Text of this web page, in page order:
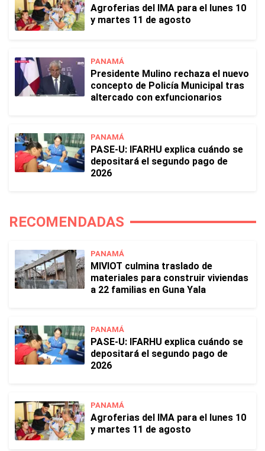
Agroferias del IMA para el lunes 10
y martes 11 de agosto
PANAMÁ
Presidente Mulino rechaza el nuevo
concepto de Policía Municipal tras
altercado con exfuncionarios
PANAMÁ
PASE-U: IFARHU explica cuándo se
depositará el segundo pago de
2026
RECOMENDADAS
PANAMÁ
MIVIOT culmina traslado de
materiales para construir viviendas
a 22 familias en Guna Yala
PANAMÁ
PASE-U: IFARHU explica cuándo se
depositará el segundo pago de
2026
PANAMÁ
Agroferias del IMA para el lunes 10
y martes 11 de agosto